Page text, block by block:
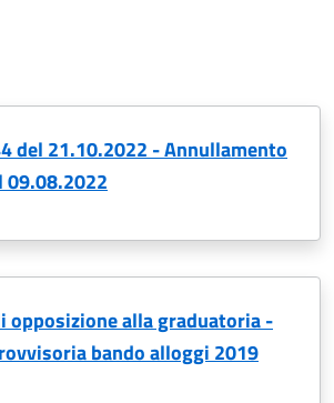
del 21.10.2022 - Annullamento
09.08.2022
opposizione alla graduatoria -
bando alloggi 2019